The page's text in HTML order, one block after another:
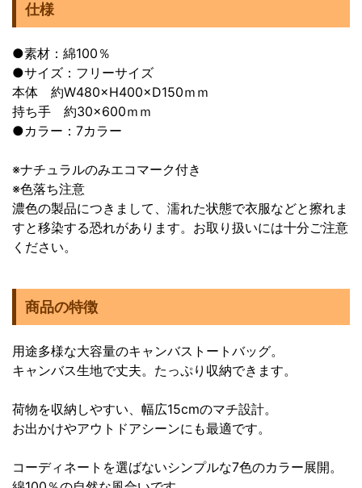
仕様
●素材：綿100％
●サイズ：フリーサイズ
本体 約W480×H400×D150ｍｍ
持ち手 約30×600ｍｍ
●カラー：7カラー
※ナチュラルのみエコマーク付き
※色落ち注意
濃色の製品につきまして、濡れた状態で衣服などと擦れま
すと移染する恐れがあります。お取り扱いには十分ご注意
ください。
商品の特徴
用途多様な大容量のキャンバストートバッグ。
キャンバス生地で丈夫。たっぷり収納できます。
荷物を収納しやすい、幅広15cmのマチ設計。
お出かけやアウトドアシーンにも最適です。
コーディネートを選ばないシンプルな7色のカラー展開。